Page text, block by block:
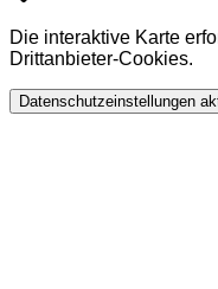
Die interaktive Karte
Drittanbieter-Cookies.
Datenschutzeinstellungen